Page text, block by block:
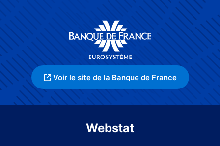
Voir le site de la Banque de France
Webstat